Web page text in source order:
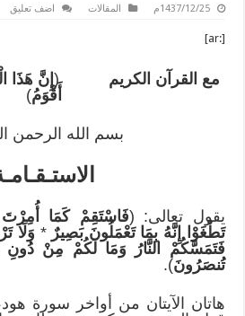
1437/12/25م المقالات اضف تعليق
[:ar]
مع القرآن الكريم( إِنَّ هَذَا
أَقْوَمُ)
بسم الله الرحمن
يقول تعالى: (فَاسْتَقِمْ كَمَا
تَطْغَوْا إِنَّهُ بِمَا تَعْمَلُونَ بَصِيرٌ * وَلَا
فَتَمَسَّكُمْ النَّارُ وَمَا لَكُمْ مِنْ دُونِ
تُنصَرُونَ).
هاتان الآيتان من أواخر سورة